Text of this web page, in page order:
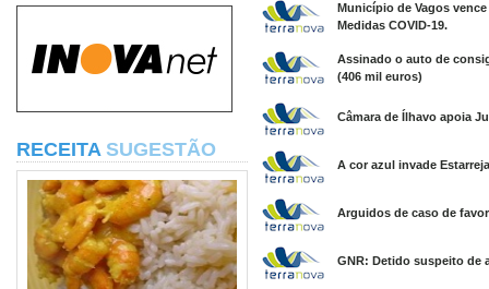
RECEITA SUGESTÃO
Município de Vagos
Medidas COVID-19.
Assinado o auto de
(406 mil euros)
Câmara de Ílhavo apoia
A cor azul invade
Arguidos de caso de
GNR: Detido suspeito de